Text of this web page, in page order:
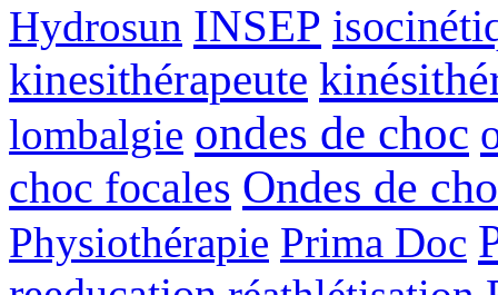
Hydrosun INSEP
kinesithérapeute
lombalgie ondes de choc
choc focales Ondes de
Physiothérapie Prima Doc